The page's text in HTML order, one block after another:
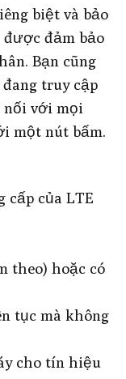
biệt và bảo
đảm bảo
Bạn cũng
truy cập
nối với mọi
một nút bấm.
cấp của LTE
theo) hoặc có
tục mà không
cho tín hiệu